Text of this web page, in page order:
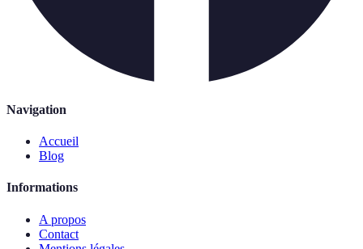
Navigation
Accueil
Blog
Informations
A propos
Contact